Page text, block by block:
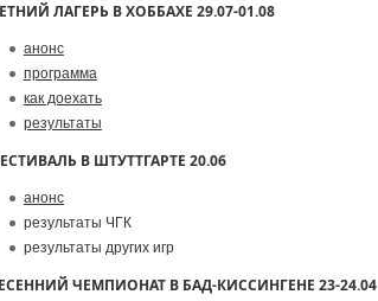
ЛАГЕРЬ В ХОББАХЕ 29.07-01.08
анонс
программа
как доехать
результаты
В ШТУТТГАРТЕ 20.06
анонс
результаты ЧГК
результаты других игр
ЧЕМПИОНАТ В БАД-КИССИНГЕНЕ 23-24.04